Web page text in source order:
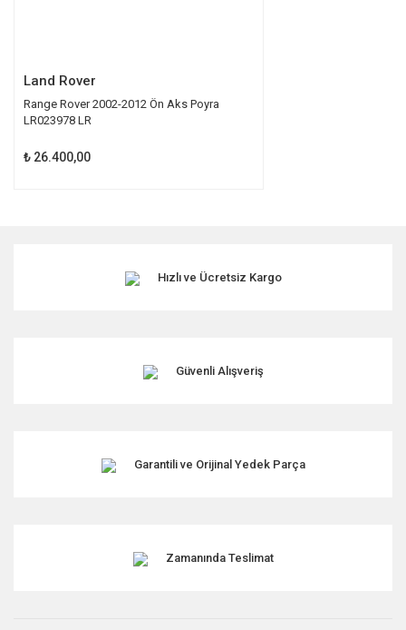
Land Rover
Range Rover 2002-2012 Ön Aks Poyra
LR023978 LR
₺ 26.400,00
Hızlı ve Ücretsiz Kargo
Güvenli Alışveriş
Garantili ve Orijinal Yedek Parça
Zamanında Teslimat